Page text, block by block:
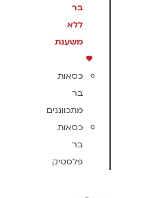
בר
ללא
משענת
כסאות
בר
מתכווננים
כסאות
בר
פלסטיק